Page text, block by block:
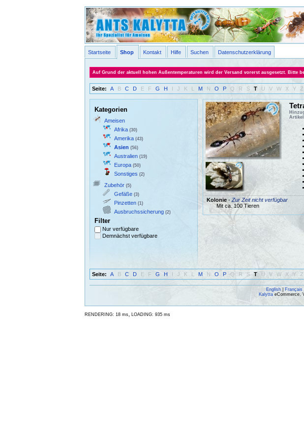
Startseite Shop Kontakt Hilfe Suchen Datenschutzerklärung
Auf Grund der aktuell hohen Außentemperaturen wird der Versand vorerst ausgesetzt. Bitte
Seite: A B C D E F G H I J K L M N O P Q R S T U V W X Y Z
Kategorien
Ameisen
Afrika (30)
Amerika (43)
Asien (56)
Australien (19)
Europa (50)
Sonstiges (2)
Zubehör (5)
Gefäße (3)
Pinzetten (1)
Ausbruchssicherung (2)
Filter
Nur verfügbare
Demnächst verfügbare
Kolonie- Zur Zeit nicht verfügbar
Mit ca. 100 Tieren
Seite: A B C D E F G H I J K L M N O P Q R S T U V W X Y Z
English Français
Kalytta eCommerce,
RENDERING: 18 ms LOADING: 935 ms